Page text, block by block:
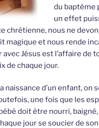
du baptême
un effet
chrétienne, nous ne
magique et nous rende
avec Jésus est l’affaire de
de chaque jour.
naissance d’un enfant, on
une fois que les
doit être nourri,
jour se soucier de